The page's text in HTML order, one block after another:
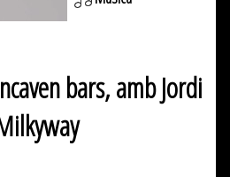
bars, amb Jordi